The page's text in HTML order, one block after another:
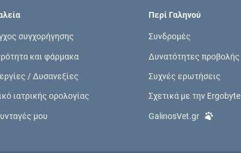
συγχορήγησης
και φάρμακα
/ Δυσανεξίες
ιατρικής ορολογίας
μου
Περί Γαληνού
Συνδρομές
Δυνατότητες προβολής
Συχνές ερωτήσεις
Σχετικά με την Ergobyte
GalinosVet.gr